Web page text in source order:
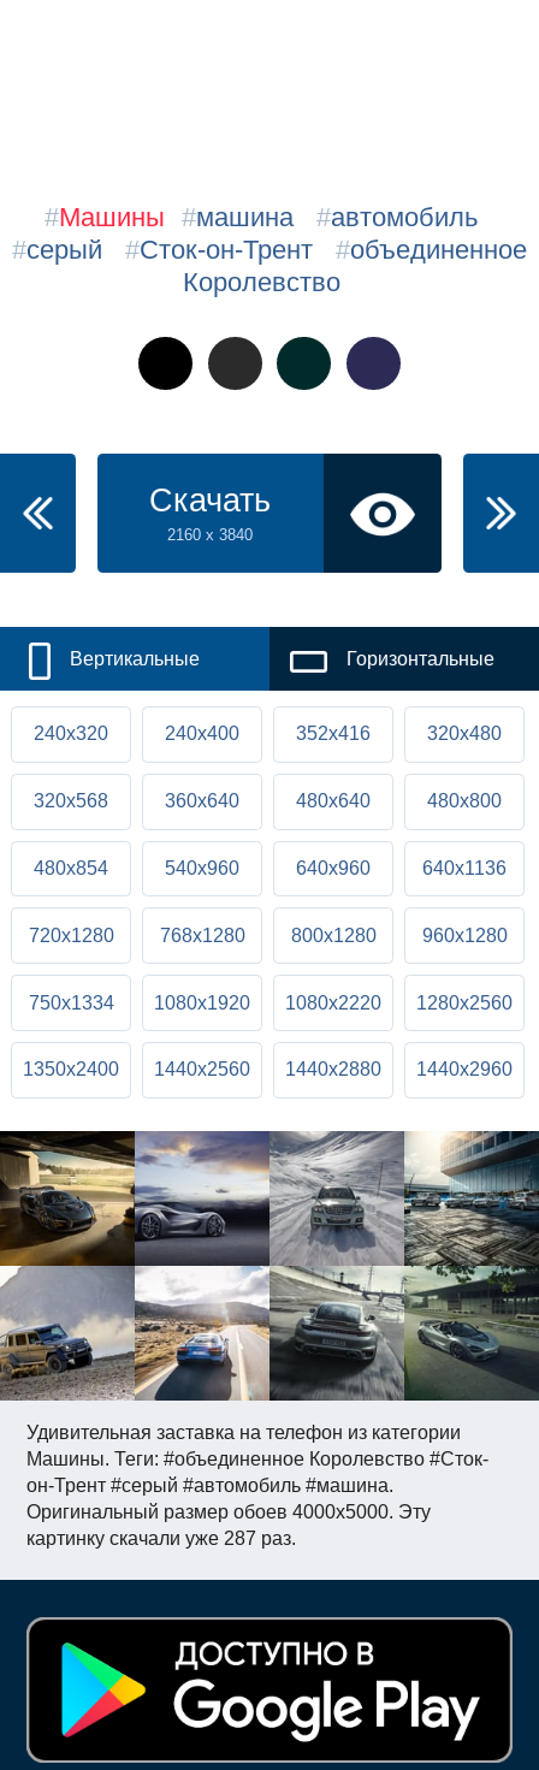
Удивительная заставка на телефон из категории
Машины. Теги: #объединенное Королевство #Сток-
он-Трент #серый #автомобиль #машина.
Оригинальный размер обоев 4000x5000. Эту
картинку скачали уже 287 раз.
#Машины #машина #автомобиль
#серый #Сток-он-Трент #объединенное
Королевство
Скачать
2160 x 3840
Вертикальные Горизонтальные
240x320 240x400 352x416 320x480
320x568 360x640 480x640 480x800
480x854 540x960 640x960 640x1136
720x1280 768x1280 800x1280 960x1280
750x1334 1080x1920 1080x2220 1280x2560
1350x2400 1440x2560 1440x2880 1440x2960